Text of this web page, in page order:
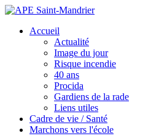
Accueil
Actualité
Image du jour
Risque incendie
40 ans
Procida
Gardiens de la rade
Liens utiles
Cadre de vie / Santé
Marchons vers l'école